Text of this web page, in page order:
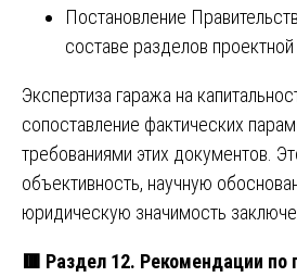
Постановление
составе разделов
Экспертиза гаража на
сопоставление фактических
требованиями этих документов.
объективность, научную
юридическую значимость
🟥 Раздел 12. Рекомендации по